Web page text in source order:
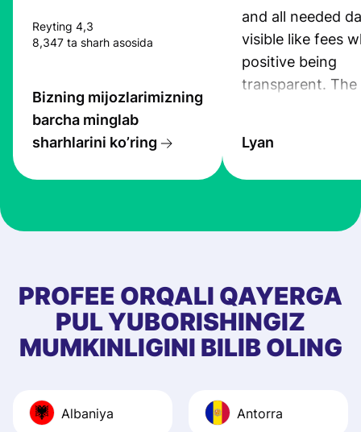
Reyting 4,3
8,347 ta sharh asosida
Bizning mijozlarimizning
barcha minglab
sharhlarini ko’ring
and all needed
visible like fees
positive being
transparent. The
the exchange
at Profee is very
first started
app, and they
quick to provide
and helpful
Recommend it!
Lyan
PROFEE ORQALI QAYERGA
PUL YUBORISHINGIZ
MUMKINLIGINI BILIB OLING
Albaniya Antorra